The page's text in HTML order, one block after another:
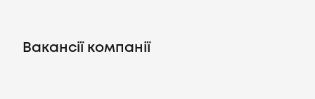
Вакансії компанії